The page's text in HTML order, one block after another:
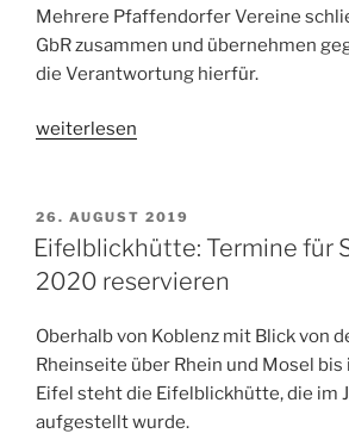
Mehrere Pfaffendorfer Vereine
GbR zusammen und übernehmen
die Verantwortung hierfür.
„Schul-
Pfaffendorf“
weiterlesen
VERÖFFENTLICHT
AM
26. AUGUST 2019
Eifelblickhütte: Termine für
2020 reservieren
Oberhalb von Koblenz mit Blick von
Rheinseite über Rhein und Mosel bis
Eifel steht die Eifelblickhütte, die im
aufgestellt wurde.